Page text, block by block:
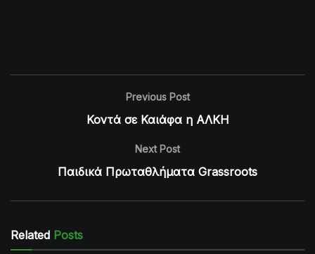
Previous Post
Κοντά σε Καιάφα η ΑΛΚΗ
Next Post
Παιδικά Πρωταθλήματα Grassroots
Related Posts